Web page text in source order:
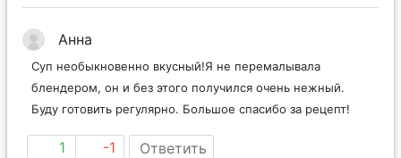
Анна
Суп необыкновенно вкусный!Я не перемалывала
блендером, он и без этого получился очень нежный.
Буду готовить регулярно. Большое спасибо за рецепт!
1 -1 Ответить